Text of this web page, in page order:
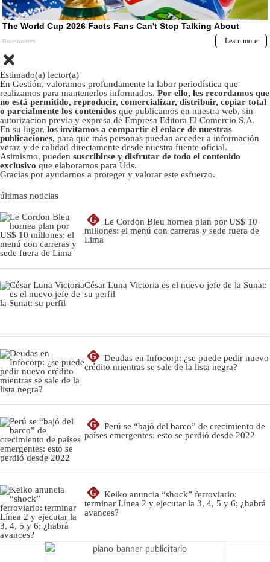
Estimado(a) lector(a)
En Gestión, valoramos profundamente la labor periodística que
realizamos para mantenerlos informados. Por ello, les recordamos que
no está permitido, reproducir, comercializar, distribuir, copiar total
o parcialmente los contenidos que publicamos en nuestra web, sin
autorizacion previa y expresa de Empresa Editora El Comercio S.A.
En su lugar, los invitamos a compartir el enlace de nuestras
publicaciones, para que más personas puedan acceder a información
veraz y de calidad directamente desde nuestra fuente oficial.
Asimismo, pueden suscribirse y disfrutar de todo el contenido
exclusivo que elaboramos para Uds.
Gracias por ayudarnos a proteger y valorar este esfuerzo.
últimas noticias
G
Le Cordon Bleu hornea plan por US$ 10
millones: el menú con carreras y sede fuera de
Lima
César Luna Victoria es el nuevo jefe de la Sunat:
su perfil
G
Deudas en Infocorp: ¿se puede pedir nuevo
crédito mientras se sale de la lista negra?
G
Perú se “bajó del barco” de crecimiento de
países emergentes: esto se perdió desde 2022
G
Keiko anuncia “shock” ferroviario:
terminar Línea 2 y ejecutar la 3, 4, 5 y 6; ¿habrá
avances?